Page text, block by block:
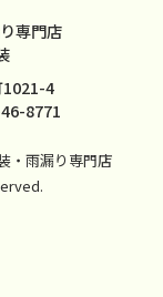
専門店
1021-4
8771
・雨漏り専門店